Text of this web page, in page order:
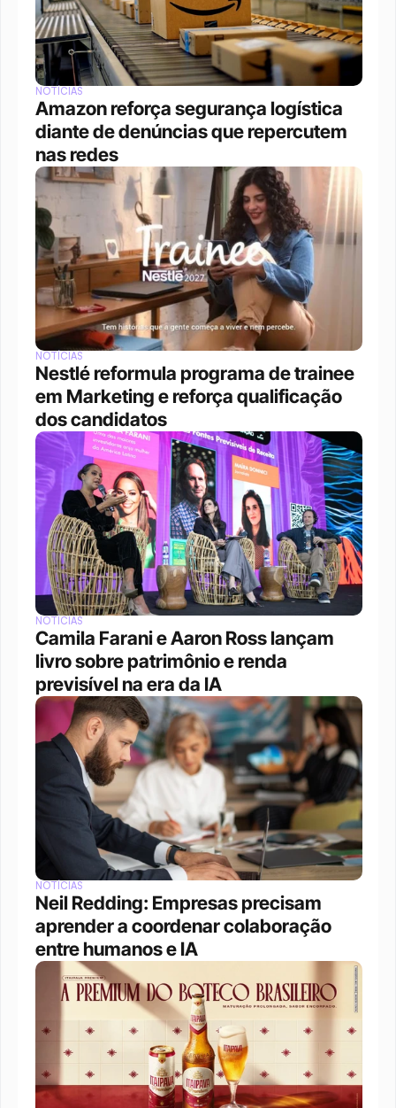
NOTÍCIAS
Amazon reforça segurança logística
diante de denúncias que repercutem
nas redes
NOTÍCIAS
Nestlé reformula programa de trainee
em Marketing e reforça qualificação
dos candidatos
NOTÍCIAS
Camila Farani e Aaron Ross lançam
livro sobre patrimônio e renda
previsível na era da IA
NOTÍCIAS
Neil Redding: Empresas precisam
aprender a coordenar colaboração
entre humanos e IA